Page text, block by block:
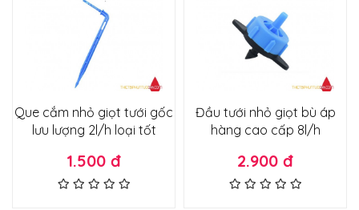
Que cắm nhỏ giọt tưới gốc
lưu lượng 2l/h loại tốt
1.500 đ
Đầu tưới nhỏ giọt bù áp
hàng cao cấp 8l/h
2.900 đ